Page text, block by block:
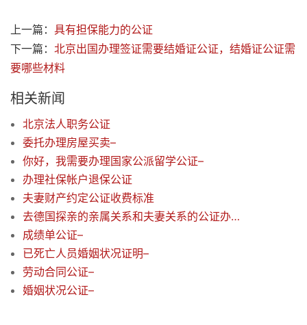
上一篇： 具有担保能力的公证
下一篇： 北京出国办理签证需要结婚证公证，结婚证公证需
要哪些材料
相关新闻
北京法人职务公证
委托办理房屋买卖–
你好，我需要办理国家公派留学公证–
办理社保帐户退保公证
夫妻财产约定公证收费标准
去德国探亲的亲属关系和夫妻关系的公证办理？ 需什么材料吗？
成绩单公证–
已死亡人员婚姻状况证明–
劳动合同公证–
婚姻状况公证–